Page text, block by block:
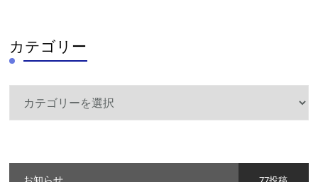
カテゴリー
ー